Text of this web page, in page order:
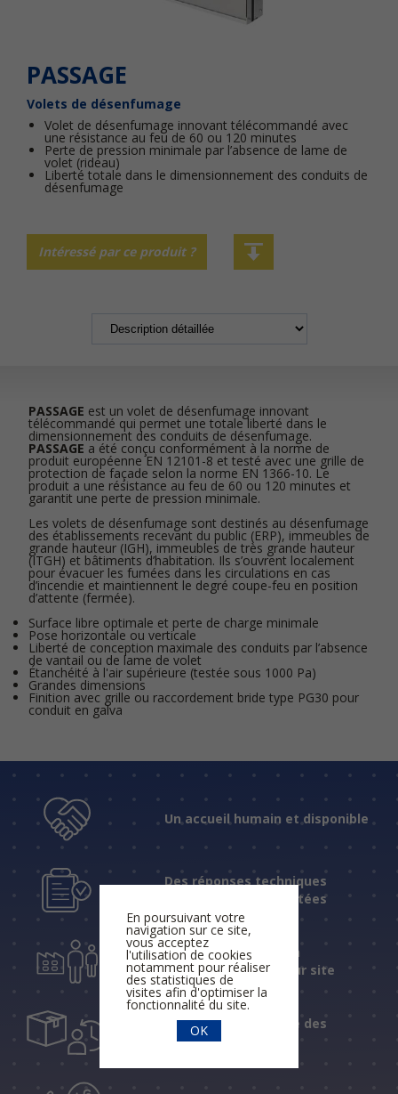
PASSAGE
Volets de désenfumage
Volet de désenfumage innovant télécommandé avec
une résistance au feu de 60 ou 120 minutes
Perte de pression minimale par l’absence de lame de
volet (rideau)
Liberté totale dans le dimensionnement des conduits de
désenfumage
Intéressé par ce produit ?
PASSAGE est un volet de désenfumage innovant
télécommandé qui permet une totale liberté dans le
dimensionnement des conduits de désenfumage.
PASSAGE a été conçu conformément à la norme de
produit européenne EN 12101-8 et testé avec une grille de
protection de façade selon la norme EN 1366-10. Le
produit a une résistance au feu de 60 ou 120 minutes et
garantit une perte de pression minimale.
Les volets de désenfumage sont destinés au désenfumage
des établissements recevant du public (ERP), immeubles de
grande hauteur (IGH), immeubles de très grande hauteur
(ITGH) et bâtiments d’habitation. Ils s’ouvrent localement
pour évacuer les fumées dans les circulations en cas
d’incendie et maintiennent le degré coupe-feu en position
d’attente (fermée).
Surface libre optimale et perte de charge minimale
Pose horizontale ou verticale
Liberté de conception maximale des conduits par l’absence
de vantail ou de lame de volet
Étanchéité à l'air supérieure (testée sous 1000 Pa)
Grandes dimensions
Finition avec grille ou raccordement bride type PG30 pour
conduit en galva
Un accueil humain et disponible
Des réponses techniques
fiables et expérimentées
Une assistance et un
accompagnement sur site
Un suivi personnalisé des
livraisons
En poursuivant votre
navigation sur ce site,
vous acceptez
l'utilisation de cookies
notamment pour réaliser
des statistiques de
visites afin d'optimiser la
fonctionnalité du site.
OK